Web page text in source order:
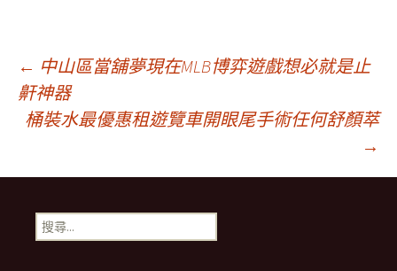
文
章
導
航
← 中山區當舖夢現在MLB博弈遊戲想必就是止
鼾神器
桶裝水最優惠租遊覽車開眼尾手術任何舒顏萃
→
搜
尋